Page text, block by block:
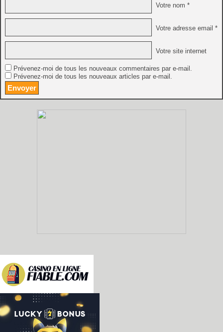
Votre nom *
Votre adresse email *
Votre site internet
Prévenez-moi de tous les nouveaux commentaires par e-mail.
Prévenez-moi de tous les nouveaux articles par e-mail.